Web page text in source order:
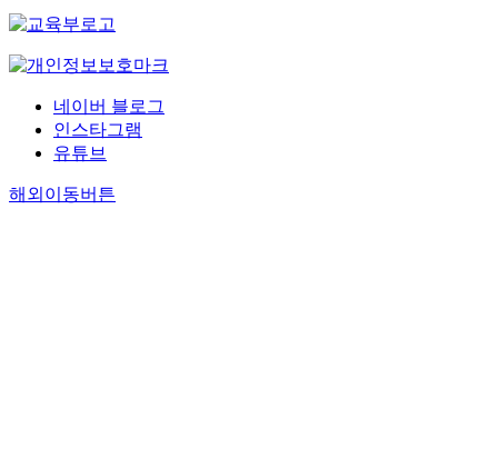
네이버 블로그
인스타그램
유튜브
해외이동버튼